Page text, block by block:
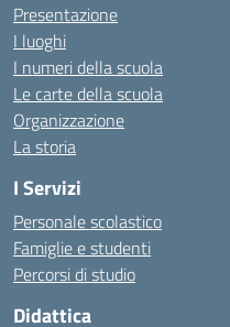
Presentazione
I luoghi
I numeri della scuola
Le carte della scuola
Organizzazione
La storia
I Servizi
Personale scolastico
Famiglie e studenti
Percorsi di studio
Didattica